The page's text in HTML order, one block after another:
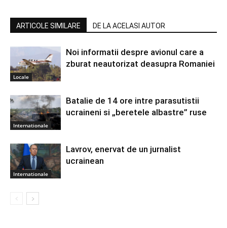
ARTICOLE SIMILARE DE LA ACELASI AUTOR
Locale
Noi informatii despre avionul care a
zburat neautorizat deasupra Romaniei
Internationale
Batalie de 14 ore intre parasutistii
ucraineni si „beretele albastre” ruse
Internationale
Lavrov, enervat de un jurnalist
ucrainean